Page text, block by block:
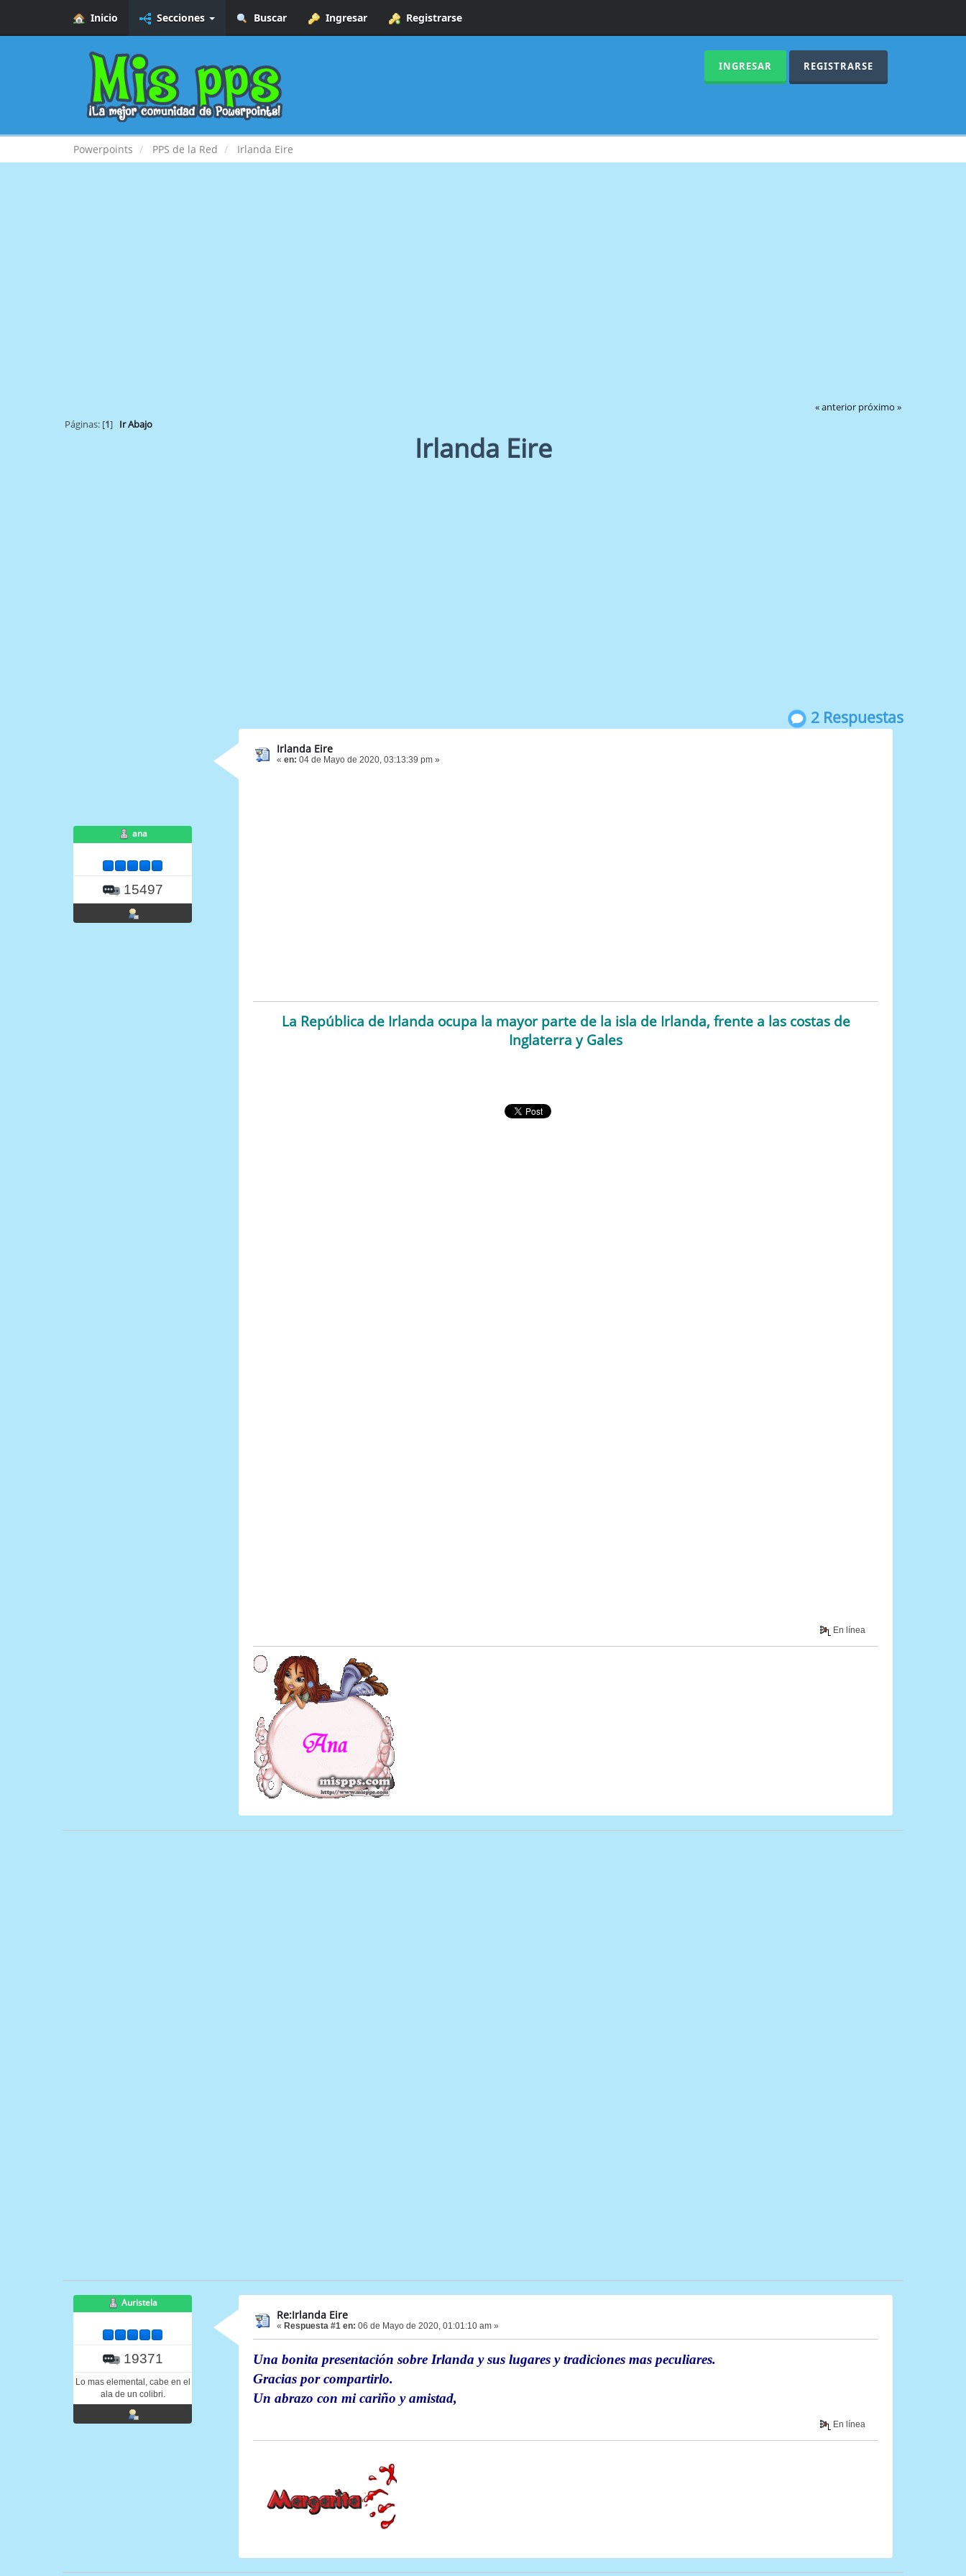
Inicio Secciones Buscar Ingresar Registrarse
INGRESAR REGISTRARSE
Powerpoints PPS de la Red Irlanda Eire
« anterior próximo »
Páginas: [1] Ir Abajo
Irlanda Eire
2 Respuestas
ana
15497
Irlanda Eire
« en: 04 de Mayo de 2020, 03:13:39 pm »
La República de Irlanda ocupa la mayor parte de la isla de Irlanda, frente a las costas de
Inglaterra y Gales
En línea
Auristela
19371
Lo mas elemental, cabe en el
ala de un colibri.
Re:Irlanda Eire
« Respuesta #1 en: 06 de Mayo de 2020, 01:01:10 am »
Una bonita presentación sobre Irlanda y sus lugares y tradiciones mas peculiares.
Gracias por compartirlo.
Un abrazo con mi cariño y amistad,
En línea